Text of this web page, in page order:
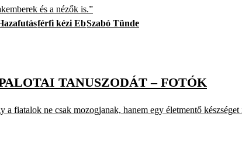
és a nézők is.”
férfi kézi EbSzabó Tünde
TANUSZODÁT – FOTÓK
fiatalok ne csak mozogjanak, hanem egy életmentő készséget